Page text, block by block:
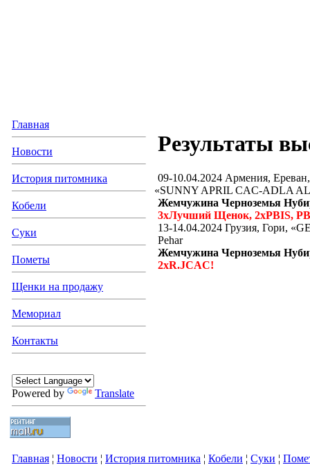
Главная
Новости
История питомника
Кобели
Суки
Пометы
Щенки на продажу
Мемориал
Контакты
Powered by Translate
Результаты
09-10.04.2024 Армения, Ереван,
«SUNNY APRIL CAC-ADLA
Жемчужина Черноземья
3хЛучший Щенок, 2хPBIS,
13-14.04.2024 Грузия, Гори,
Pehar
Жемчужина Черноземья
2хR.JCAC!
Главная ¦ Новости ¦ История питомника ¦ Кобели ¦ Суки ¦